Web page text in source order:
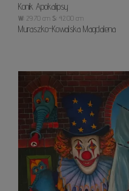
Konik Apokalipsy
W: 29.70 cm S: 42.00 cm
Muraszko-Kowalska Magdalena